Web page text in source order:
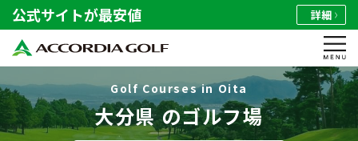
公式サイトが最安値 詳細
Golf Courses in Oita
大分県 のゴルフ場